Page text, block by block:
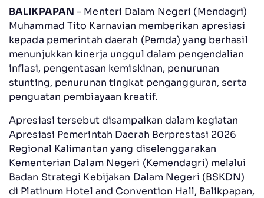
BALIKPAPAN – Menteri Dalam Negeri (Mendagri)
Muhammad Tito Karnavian memberikan apresiasi
kepada pemerintah daerah (Pemda) yang berhasil
menunjukkan kinerja unggul dalam pengendalian
inflasi, pengentasan kemiskinan, penurunan
stunting, penurunan tingkat pengangguran, serta
penguatan pembiayaan kreatif.
Apresiasi tersebut disampaikan dalam kegiatan
Apresiasi Pemerintah Daerah Berprestasi 2026
Regional Kalimantan yang diselenggarakan
Kementerian Dalam Negeri (Kemendagri) melalui
Badan Strategi Kebijakan Dalam Negeri (BSKDN)
di Platinum Hotel and Convention Hall, Balikpapan,